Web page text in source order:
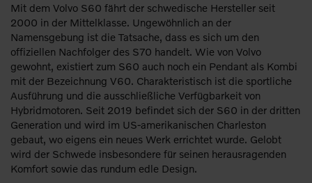
Mit dem Volvo S60 fährt der schwedische Hersteller seit
2000 in der Mittelklasse. Ungewöhnlich an der
Namensgebung ist die Tatsache, dass es sich um den
offiziellen Nachfolger des S70 handelt. Wie von Volvo
gewohnt, existiert zum S60 auch noch ein Pendant als Kombi
mit der Bezeichnung V60. Charakteristisch ist die sportliche
Ausführung und die ausschließliche Verfügbarkeit von
Hybridmotoren. Seit 2019 befindet sich der S60 in der dritten
Generation und wird im US-amerikanischen Charleston
gebaut, wo eigens ein neues Werk errichtet wurde. Gelobt
wird der Schwede insbesondere für seinen herausragenden
Komfort sowie das rundum edle Design.